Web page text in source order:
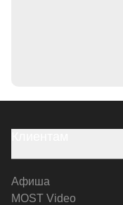
Афиша
MOST Video